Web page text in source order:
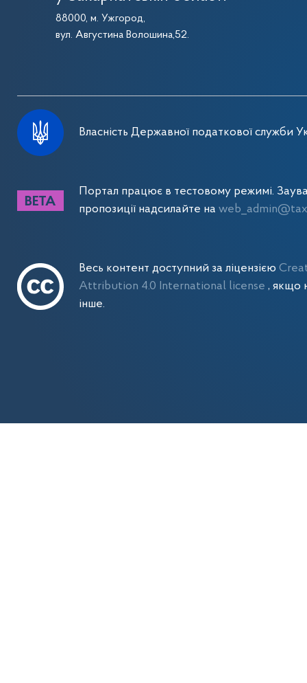
88000, м. Ужгород,
вул. Августина Волошина,52.
Власність Державної податкової служби
Портал працює в тестовому режимі.
пропозиції надсилайте на
Весь контент доступний за ліцензією
Attribution 4.0 International license , якщо
інше.